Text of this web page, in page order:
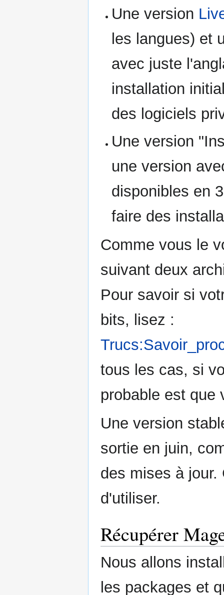
Une version
les langues) et
avec juste
installation
des logiciels
Une version
une version
disponibles en
faire des
Comme vous le
suivant deux
Pour savoir si
bits, lisez :
tous les cas, si
probable est que
Une version
sortie en juin,
des mises à
d'utiliser.
Récupérer
Nous allons
les packages et